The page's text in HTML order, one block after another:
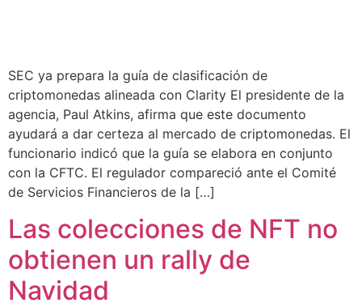
SEC ya prepara la guía de clasificación de
criptomonedas alineada con Clarity El presidente de la
agencia, Paul Atkins, afirma que este documento
ayudará a dar certeza al mercado de criptomonedas. El
funcionario indicó que la guía se elabora en conjunto
con la CFTC. El regulador compareció ante el Comité
de Servicios Financieros de la […]
Las colecciones de NFT no
obtienen un rally de
Navidad